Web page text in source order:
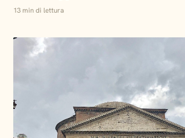
13 min di lettura